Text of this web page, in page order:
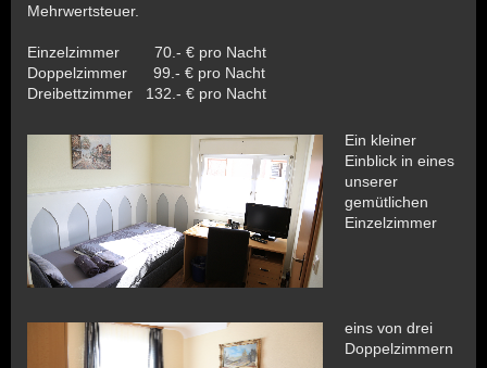
Mehrwertsteuer.
Einzelzimmer 70.- € pro Nacht
Doppelzimmer 99.- € pro Nacht
Dreibettzimmer 132.- € pro Nacht
Ein kleiner
Einblick in eines
unserer
gemütlichen
Einzelzimmer
eins von drei
Doppelzimmern